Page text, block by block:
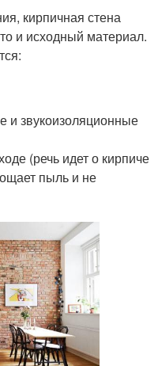
кирпичная стена
и исходный материал.
и звукоизоляционные
(речь идет о кирпиче
пыль и не